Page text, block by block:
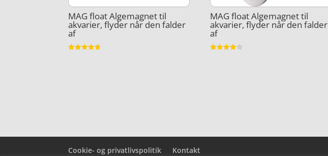
MAG float Algemagnet til
akvarier, flyder når den falder
af
MAG float Algemagnet til
akvarier, flyder når den falder
af
Cookie- og privatlivspolitik Kontakt